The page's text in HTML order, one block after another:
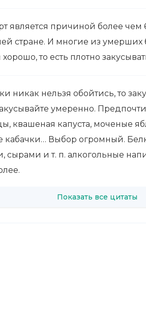
является причиной более чем
стране. И многие из
то есть плотно
никак нельзя обойтись, то
умеренно.
квашеная капуста, моченые
кабачки… Выбор огромный.
сырами и т. п. алкогольные
Показать все цитаты